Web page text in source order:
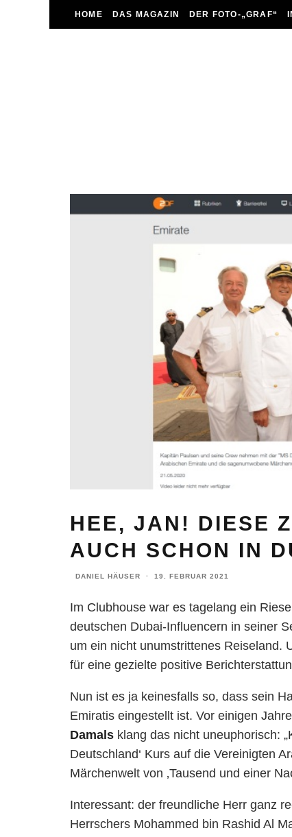
HOME DAS MAGAZIN DER FOTO-„GRAF“
HEE, JAN! DIESE
AUCH SCHON IN
DANIEL HÄUSER · 19. FEBRUAR 2021
Im Clubhouse war es tagelang ein
deutschen Dubai-Influencern in seiner
um ein nicht unumstrittenes Reiseland.
für eine gezielte positive
Nun ist es ja keinesfalls so, dass sein
Emiratis eingestellt ist. Vor einigen
Damals klang das nicht uneuphorisch:
Deutschland‘ Kurs auf die Vereinigten
Märchenwelt von ‚Tausend und einer
Interessant: der freundliche Herr ganz
Herrschers Mohammed bin Rashid Al